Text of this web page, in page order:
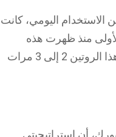
اليومي، كانت
منذ ظهرت هذه
الحبيبات على بشرتي في مرحلة المراهقة. الآن أواظب على اتباع هذا الروتين 2 إلى 3 مرات
أن استراتيجيتي